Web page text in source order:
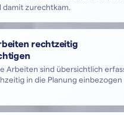
damit zurechtkam.
rechtzeitig
Arbeiten sind übersichtlich
in die Planung einbezogen